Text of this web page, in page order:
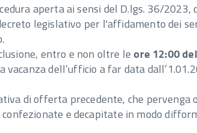
aperta ai sensi del D.lgs. 36/
legislativo per l'affidamento dei
entro e non oltre le ore 12:00
dell’ufficio a far data
di offerta precedente, che
e decapitate in modo